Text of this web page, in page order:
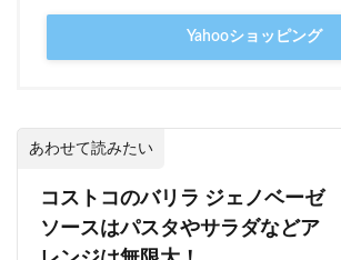
Yahooショッピング
あわせて読みたい
コストコのバリラ ジェノベーゼ
ソースはパスタやサラダなどア